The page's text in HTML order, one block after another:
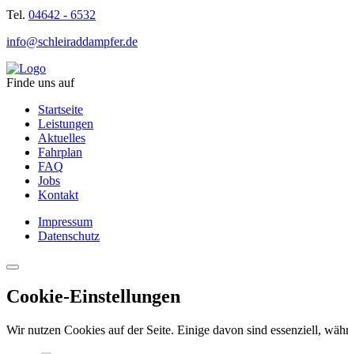
Tel. 04642 - 6532
info@schleiraddampfer.de
Finde uns auf
Startseite
Leistungen
Aktuelles
Fahrplan
FAQ
Jobs
Kontakt
Impressum
Datenschutz
Cookie-Einstellungen
Wir nutzen Cookies auf der Seite. Einige davon sind essenziell,